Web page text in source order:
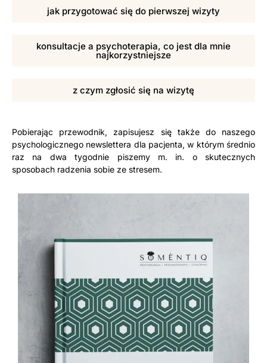
jak przygotować się do pierwszej wizyty
konsultacje a psychoterapia, co jest dla mnie
najkorzystniejsze
z czym zgłosić się na wizytę
Pobierając przewodnik, zapisujesz się także do naszego
psychologicznego newslettera dla pacjenta, w którym średnio
raz na dwa tygodnie piszemy m. in. o skutecznych
sposobach radzenia sobie ze stresem.